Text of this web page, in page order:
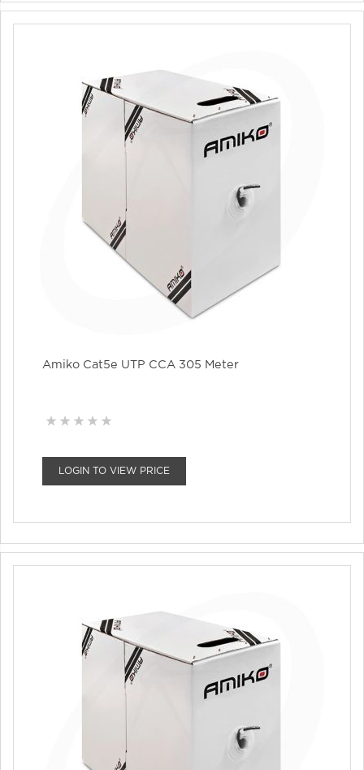
Amiko Cat5e UTP CCA 305 Meter
LOGIN TO VIEW PRICE